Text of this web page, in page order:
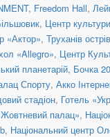
, Freedom Hall,
, Центр
«Актор», Труханів острів
«Allegro», Центр
планетарій, Бочка
Спорту, Акко
стадіон, Готель
палац»,
, Національний центр